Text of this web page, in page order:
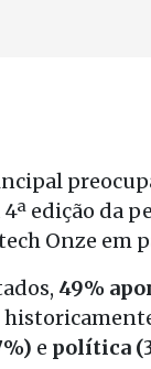
edição da
Onze em
49%
e política